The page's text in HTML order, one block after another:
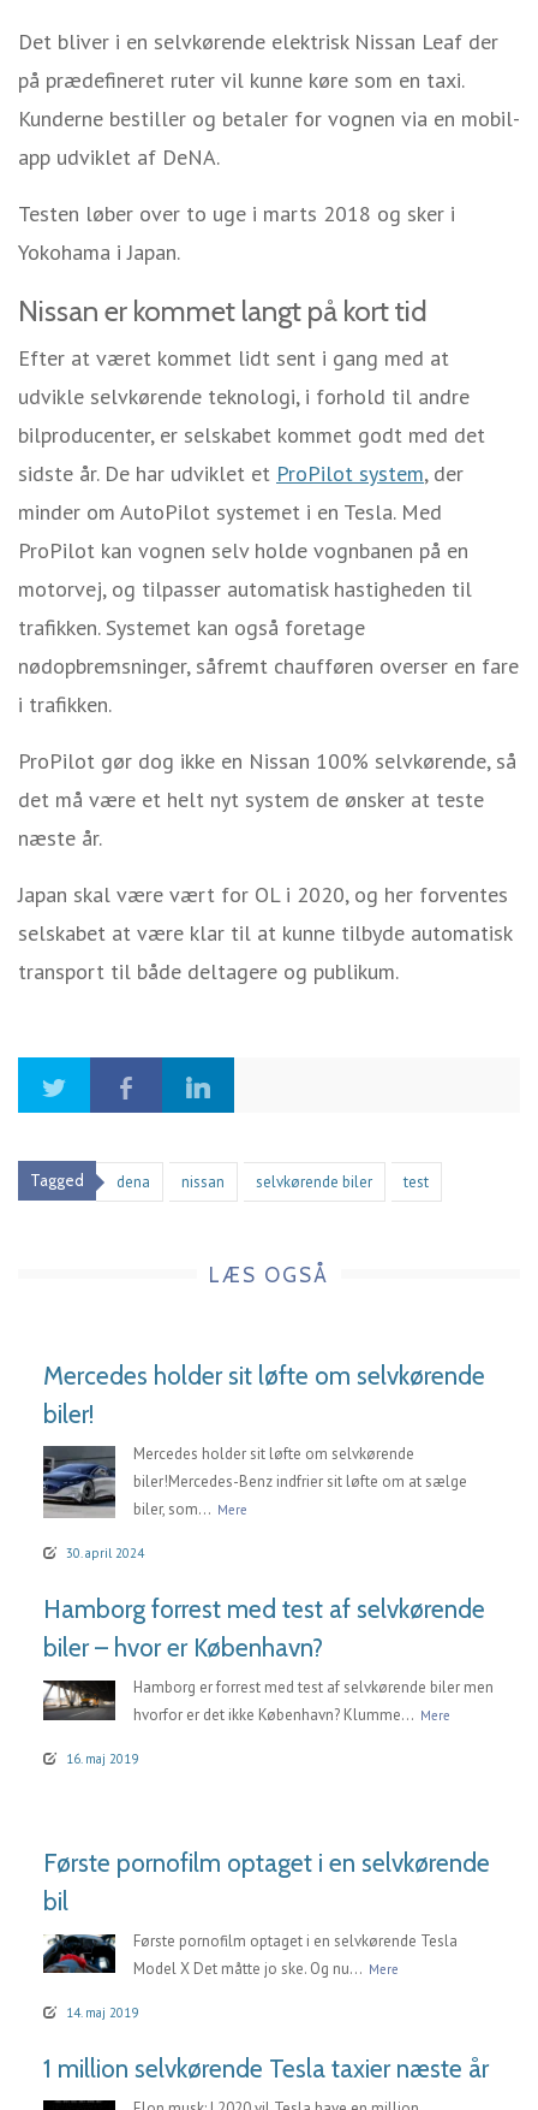
Det bliver i en selvkørende elektrisk Nissan Leaf der
på prædefineret ruter vil kunne køre som en taxi.
Kunderne bestiller og betaler for vognen via en mobil-
app udviklet af DeNA.
Testen løber over to uge i marts 2018 og sker i
Yokohama i Japan.
Nissan er kommet langt på kort tid
Efter at været kommet lidt sent i gang med at
udvikle selvkørende teknologi, i forhold til andre
bilproducenter, er selskabet kommet godt med det
sidste år. De har udviklet et ProPilot system, der
minder om AutoPilot systemet i en Tesla. Med
ProPilot kan vognen selv holde vognbanen på en
motorvej, og tilpasser automatisk hastigheden til
trafikken. Systemet kan også foretage
nødopbremsninger, såfremt chaufføren overser en fare
i trafikken.
ProPilot gør dog ikke en Nissan 100% selvkørende, så
det må være et helt nyt system de ønsker at teste
næste år.
Japan skal være vært for OL i 2020, og her forventes
selskabet at være klar til at kunne tilbyde automatisk
transport til både deltagere og publikum.
Tagged dena nissan selvkørende biler test
LÆS OGSÅ
Mercedes holder sit løfte om selvkørende
biler!
Mercedes holder sit løfte om selvkørende
biler!Mercedes-Benz indfrier sit løfte om at sælge
biler, som... Mere
30. april 2024
Hamborg forrest med test af selvkørende
biler – hvor er København?
Hamborg er forrest med test af selvkørende biler men
hvorfor er det ikke København? Klumme... Mere
16. maj 2019
Første pornofilm optaget i en selvkørende
bil
Første pornofilm optaget i en selvkørende Tesla
Model X Det måtte jo ske. Og nu... Mere
14. maj 2019
1 million selvkørende Tesla taxier næste år